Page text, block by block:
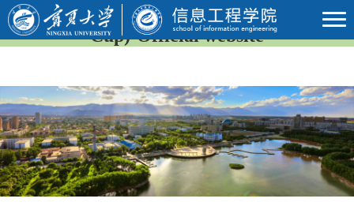
2026年国际足联世界杯(23rd FIFA World
Cup)-Official website